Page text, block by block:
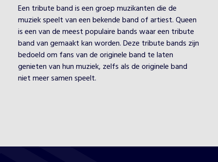
Een tribute band is een groep muzikanten die de
muziek speelt van een bekende band of artiest. Queen
is een van de meest populaire bands waar een tribute
band van gemaakt kan worden. Deze tribute bands zijn
bedoeld om fans van de originele band te laten
genieten van hun muziek, zelfs als de originele band
niet meer samen speelt.